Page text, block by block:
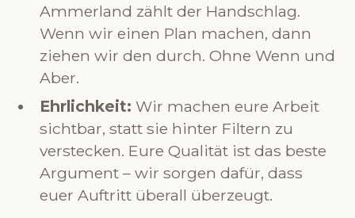
Ammerland zählt der Handschlag.
Wenn wir einen Plan machen, dann
ziehen wir den durch. Ohne Wenn und
Aber.
Ehrlichkeit: Wir machen eure Arbeit
sichtbar, statt sie hinter Filtern zu
verstecken. Eure Qualität ist das beste
Argument – wir sorgen dafür, dass
euer Auftritt überall überzeugt.